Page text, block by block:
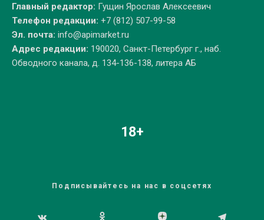
Главный редактор: Гущин Ярослав Алексеевич
Телефон редакции: +7 (812) 507-99-58
Эл. почта: info@apimarket.ru
Адрес редакции: 190020, Санкт-Петербург г., наб.
Обводного канала, д. 134-136-138, литера АБ
18+
Подписывайтесь на нас в соцсетях